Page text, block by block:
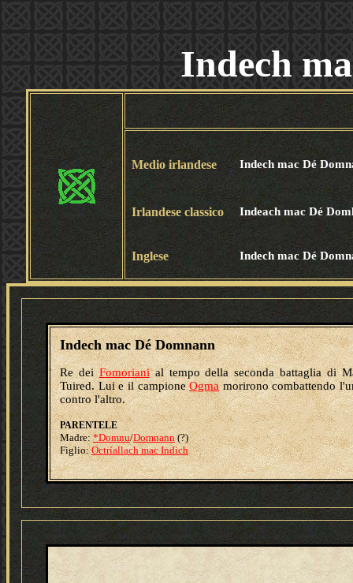
Indech
Medio irlandese Indech mac Dé
Irlandese classico Indeach mac Dé
Inglese Indech mac Dé
Indech mac Dé Domnann
Re deiFomorianial tempo della seconda battaglia di
Tuired. Lui e il campioneOgmamorirono combattendo
contro l'altro.
PARENTELE
Madre:*Domnu/Domnann(?)
Figlio:Octríallach mac Indich